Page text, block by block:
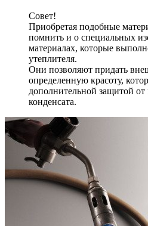
Совет!
Приобретая подобные
помнить и о специальных
материалах, которые
утеплителя.
Они позволяют придать
определенную красоту,
дополнительной защитой от
конденсата.